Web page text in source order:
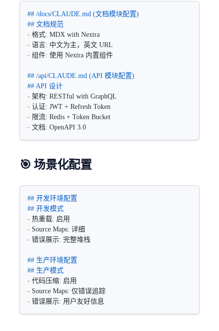
## /docs/CLAUDE.md (文档模块配置)
## 文档规范
- 格式: MDX with Nextra
- 语言: 中文为主，英文 URL
- 组件: 使用 Nextra 内置组件
## /api/CLAUDE.md (API 模块配置)
## API 设计
- 架构: RESTful with GraphQL
- 认证: JWT + Refresh Token
- 限流: Redis + Token Bucket
- 文档: OpenAPI 3.0
🎯 场景化配置
## 开发环境配置
## 开发模式
- 热重载: 启用
- Source Maps: 详细
- 错误展示: 完整堆栈
## 生产环境配置
## 生产模式
- 代码压缩: 启用
- Source Maps: 仅错误追踪
- 错误展示: 用户友好信息